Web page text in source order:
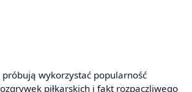
próbują wykorzystać popularność
piłkarskich i fakt rozpaczliwego